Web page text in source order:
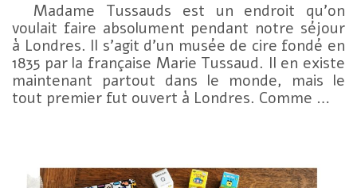
Madame Tussauds est un endroit qu’on
voulait faire absolument pendant notre séjour
à Londres. Il s’agit d’un musée de cire fondé en
1835 par la française Marie Tussaud. Il en existe
maintenant partout dans le monde, mais le
tout premier fut ouvert à Londres. Comme …